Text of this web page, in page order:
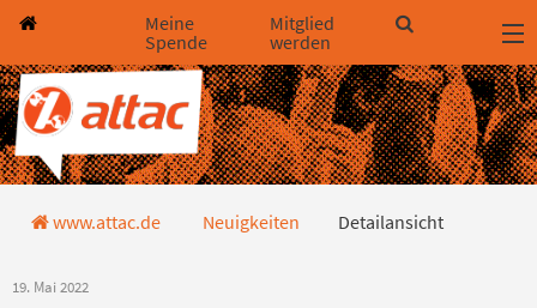
Direkt zum Hauptinhalt springen
Direkt zur Haupt-Navigation springen
Direkt zur Service-Navigation springen
Direkt zur Footer-Navigation springen
Direkt zum Footerinhalt springen
Meine
Spende
Mitglied
werden
Detailansicht
www.attac.de Neuigkeiten Detailansicht
19. Mai 2022